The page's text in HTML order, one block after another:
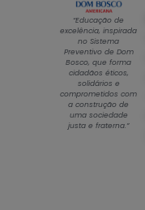
“Educação de
excelência, inspirada
no Sistema
Preventivo de Dom
Bosco, que forma
cidadãos éticos,
solidários e
comprometidos com
a construção de
uma sociedade
justa e fraterna.”